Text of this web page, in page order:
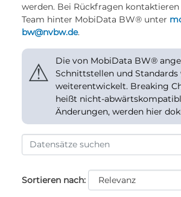
werden. Bei Rückfragen
Team hinter MobiData BW® unter
bw@nvbw.de.
⚠
Die von MobiData BW®
Schnittstellen und
weiterentwickelt. Breaking
heißt nicht-
Änderungen, werden hier
Sortieren nach